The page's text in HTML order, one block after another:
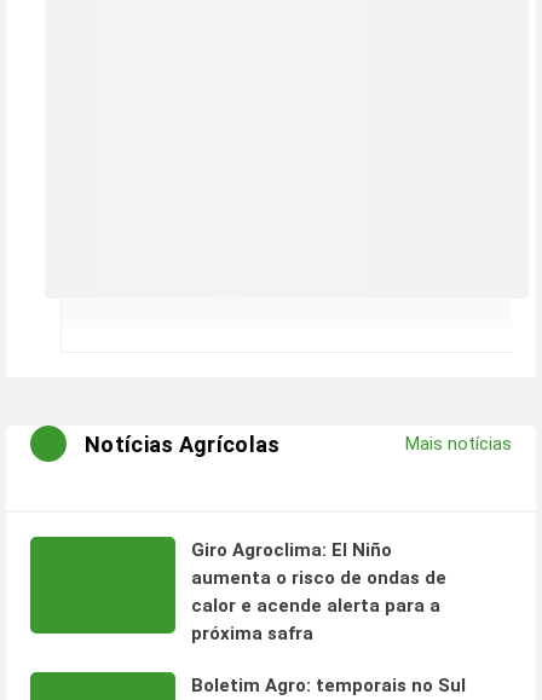
Notícias Agrícolas Mais notícias
Giro Agroclima: El Niño
aumenta o risco de ondas de
calor e acende alerta para a
próxima safra
Boletim Agro: temporais no Sul